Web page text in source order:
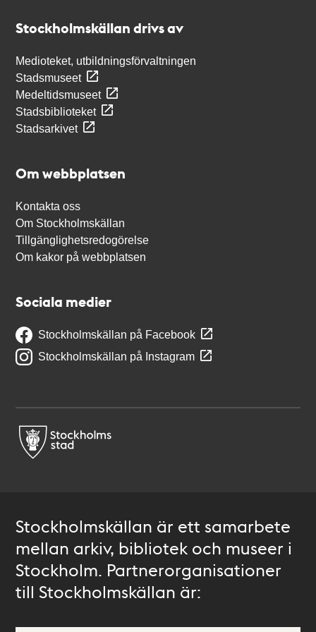
Stockholmskällan drivs av
Medioteket, utbildningsförvaltningen
Stadsmuseet
Medeltidsmuseet
Stadsbiblioteket
Stadsarkivet
Om webbplatsen
Kontakta oss
Om Stockholmskällan
Tillgänglighetsredogörelse
Om kakor på webbplatsen
Sociala medier
Stockholmskällan på Facebook
Stockholmskällan på Instagram
Stockholmskällan är ett samarbete
mellan arkiv, bibliotek och museer i
Stockholm. Partnerorganisationer
till Stockholmskällan är: